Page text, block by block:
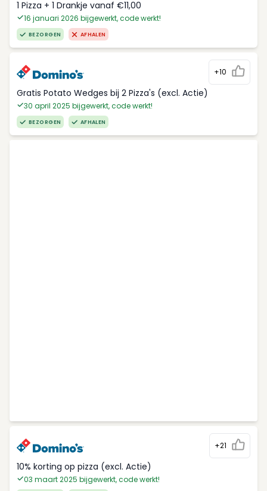
1 Pizza + 1 Drankje vanaf €11,00
16 januari 2026 bijgewerkt, code werkt!
BEZORGEN AFHALEN
+10
Gratis Potato Wedges bij 2 Pizza's (excl. Actie)
30 april 2025 bijgewerkt, code werkt!
BEZORGEN AFHALEN
+21
10% korting op pizza (excl. Actie)
03 maart 2025 bijgewerkt, code werkt!